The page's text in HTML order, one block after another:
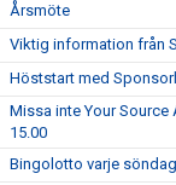
Årsmöte
Viktig information från
Höststart med
Missa inte Your
15.00
Bingolotto varje